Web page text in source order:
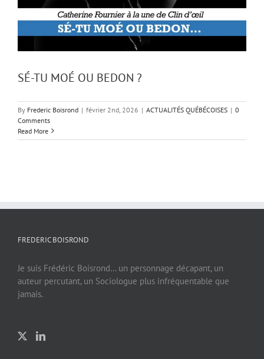
SÉ-TU MOÉ OU BEDON ?
By Frederic Boisrond | février 2nd, 2026 | ACTUALITÉS QUÉBÉCOISES | 0
Comments
Read More
FREDERIC BOISROND
Je suis Frédéric Boisrond… un personnage décapant, un
auteur percutant, un Sociologue plus infréquentable que
jamais.